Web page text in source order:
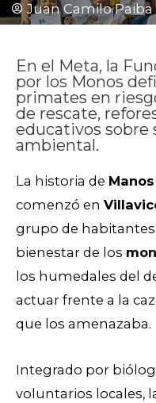
Juan Camilo Paiba
En el Meta, la
por los Monos
primates en
de rescate,
educativos sobre
ambiental.
La historia de
comenzó en
grupo de
bienestar de los
los humedales del
actuar frente a la
que los amenazaba.
Integrado por
voluntarios locales,